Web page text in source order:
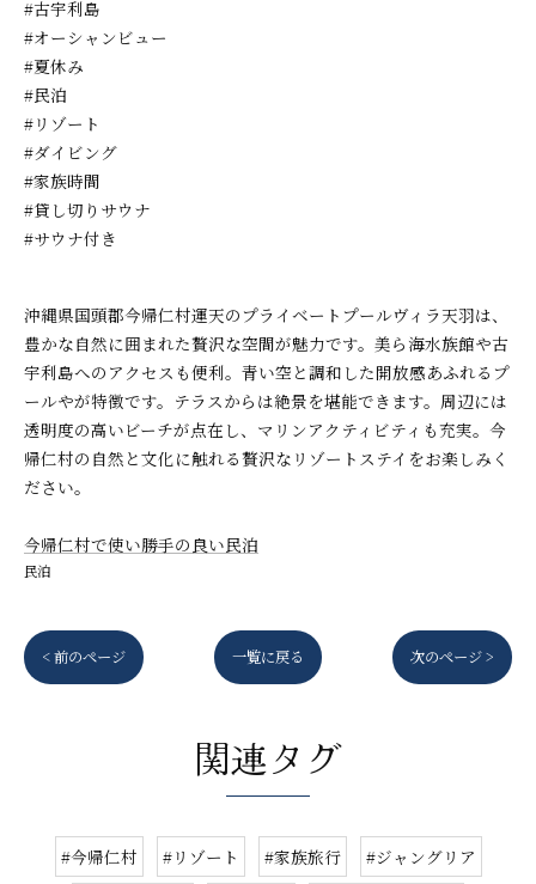
#古宇利島
#オーシャンビュー
#夏休み
#民泊
#リゾート
#ダイビング
#家族時間
#貸し切りサウナ
#サウナ付き
沖縄県国頭郡今帰仁村運天のプライベートプールヴィラ天羽は、
豊かな自然に囲まれた贅沢な空間が魅力です。美ら海水族館や古
宇利島へのアクセスも便利。青い空と調和した開放感あふれるプ
ールやが特徴です。テラスからは絶景を堪能できます。周辺には
透明度の高いビーチが点在し、マリンアクティビティも充実。今
帰仁村の自然と文化に触れる贅沢なリゾートステイをお楽しみく
ださい。
今帰仁村で使い勝手の良い民泊
民泊
< 前のページ 一覧に戻る 次のページ >
関連タグ
#今帰仁村 #リゾート #家族旅行
#ジャングリア